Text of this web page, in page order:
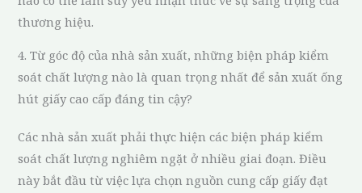
thương hiệu.
4. Từ góc độ của nhà sản xuất, những biện pháp kiểm
soát chất lượng nào là quan trọng nhất để sản xuất ống
hút giấy cao cấp đáng tin cậy?
Các nhà sản xuất phải thực hiện các biện pháp kiểm
soát chất lượng nghiêm ngặt ở nhiều giai đoạn. Điều
này bắt đầu từ việc lựa chọn nguồn cung cấp giấy đạt